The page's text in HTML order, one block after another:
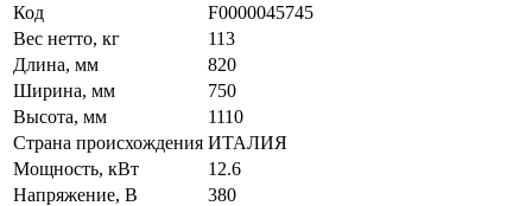
Код
F0000045745
Вес нетто, кг
113
Длина, мм
820
Ширина, мм
750
Высота, мм
1110
Страна происхождения ИТАЛИЯ
Мощность, кВт
12.6
Напряжение, В
380